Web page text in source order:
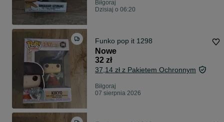
Biłgoraj
Dzisiaj o 06:20
Funko pop it 1298
Nowe
32 zł
37,14 zł z Pakietem Ochronnym
Biłgoraj
07 sierpnia 2026